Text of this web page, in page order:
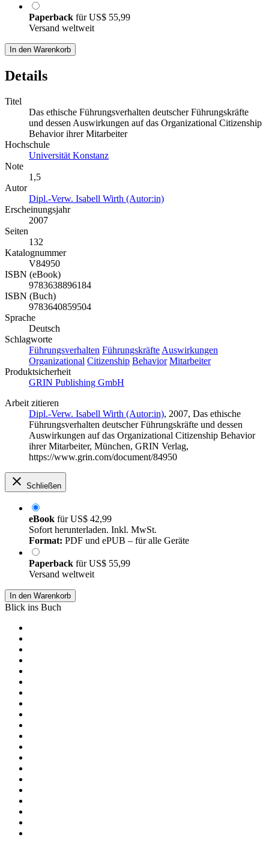
Paperback fürUS$ 55,99
Versand weltweit
In den Warenkorb
Details
Titel
Das ethische Führungsverhalten deutscher Führungskräfte
und dessen Auswirkungen auf das Organizational Citizenship
Behavior ihrer Mitarbeiter
Hochschule
Universität Konstanz
Note
1,5
Autor
Dipl.-Verw. Isabell Wirth (Autor:in)
Erscheinungsjahr
2007
Seiten
132
Katalognummer
V84950
ISBN (eBook)
9783638896184
ISBN (Buch)
9783640859504
Sprache
Deutsch
Schlagworte
Führungsverhalten Führungskräfte Auswirkungen
Organizational Citizenship Behavior Mitarbeiter
Produktsicherheit
GRIN Publishing GmbH
Arbeit zitieren
Dipl.-Verw. Isabell Wirth (Autor:in), 2007, Das ethische
Führungsverhalten deutscher Führungskräfte und dessen
Auswirkungen auf das Organizational Citizenship Behavior
ihrer Mitarbeiter, München, GRIN Verlag,
https://www.grin.com/document/84950
Schließen
eBook fürUS$ 42,99
Sofort herunterladen. Inkl. MwSt.
Format: PDF und ePUB – für alle Geräte
Paperback fürUS$ 55,99
Versand weltweit
In den Warenkorb
Blick ins Buch